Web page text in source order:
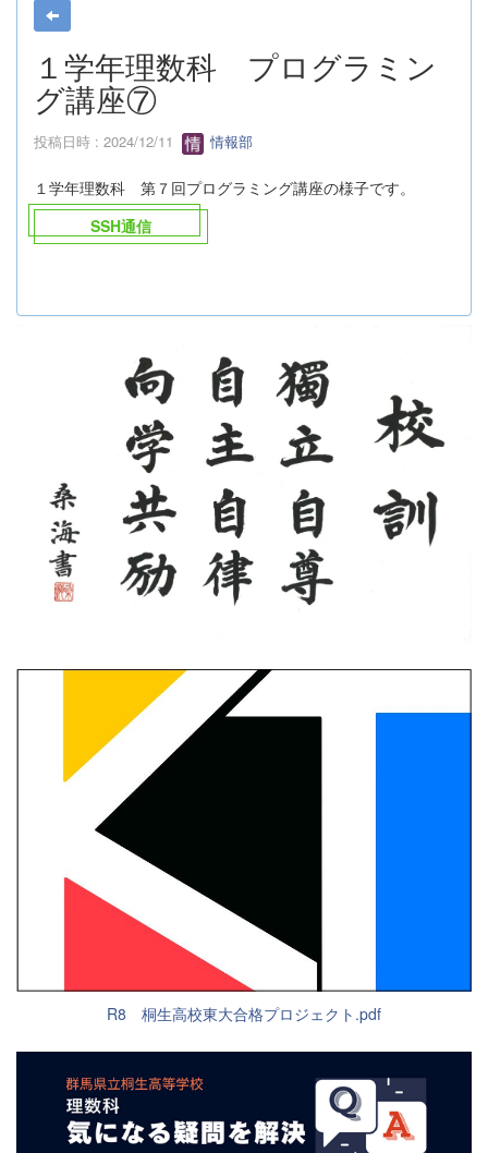
１学年理数科 プログラミン
グ講座⑦
投稿日時 : 2024/12/11 情報部
１学年理数科 第７回プログラミング講座の様子です。
SSH通信
R8 桐生高校東大合格プロジェクト.pdf